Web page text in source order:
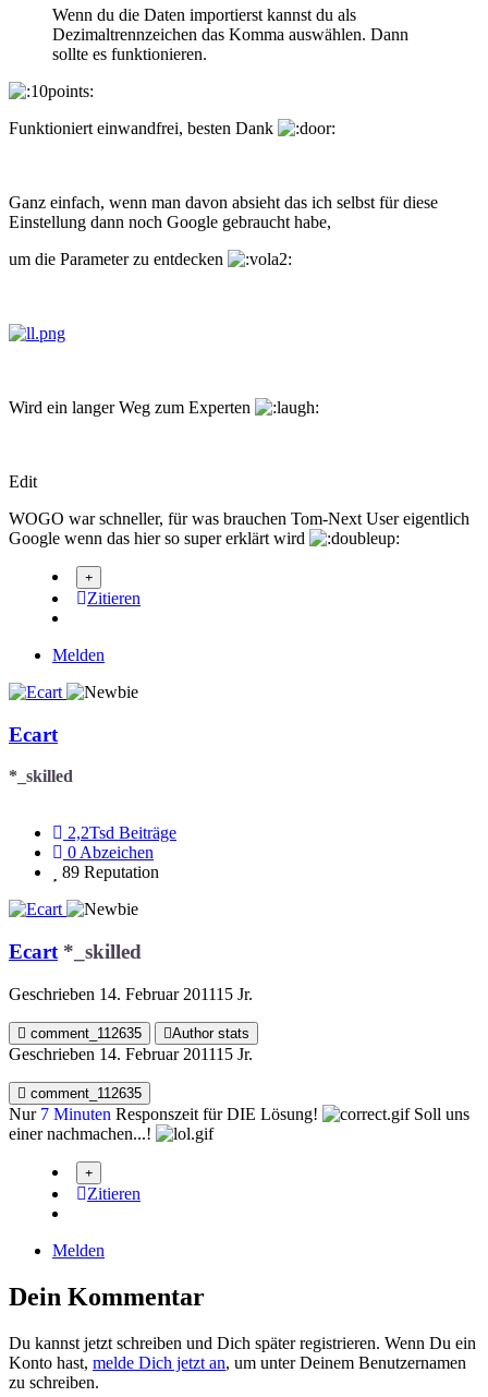
Wenn du die Daten importierst kannst du als
Dezimaltrennzeichen das Komma auswählen. Dann
sollte es funktionieren.
Funktioniert einwandfrei, besten Dank
Ganz einfach, wenn man davon absieht das ich selbst für diese
Einstellung dann noch Google gebraucht habe,
um die Parameter zu entdecken
Wird ein langer Weg zum Experten
Edit
WOGO war schneller, für was brauchen Tom-Next User eigentlich
Google wenn das hier so super erklärt wird
Zitieren
Melden
Ecart
*_skilled
2,2Tsd Beiträge
0 Abzeichen
89 Reputation
Ecart *_skilled
Geschrieben 14. Februar 201115 Jr.
comment_112635 Author stats
Geschrieben 14. Februar 201115 Jr.
comment_112635
Nur 7 Minuten Responszeit für DIE Lösung!
Soll uns
einer nachmachen...!
Zitieren
Melden
Dein Kommentar
Du kannst jetzt schreiben und Dich später registrieren. Wenn Du ein
Konto hast, melde Dich jetzt an, um unter Deinem Benutzernamen
zu schreiben.